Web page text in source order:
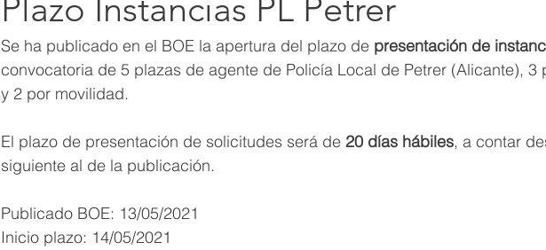
Plazo Instancias PL Petrer
Se ha publicado en el BOE la apertura del plazo de presentación de
convocatoria de 5 plazas de agente de Policía Local de Petrer (Alicante),
y 2 por movilidad.
El plazo de presentación de solicitudes será de 20 días hábiles, a contar
siguiente al de la publicación.
Publicado BOE: 13/05/2021
Inicio plazo: 14/05/2021